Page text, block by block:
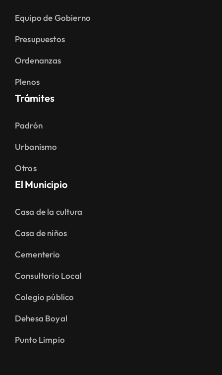
Equipo de Gobierno
Presupuestos
Ordenanzas
Plenos
Trámites
Padrón
Urbanismo
Otros
El Municipio
Casa de la cultura
Casa de niños
Cementerio
Consultorio Local
Colegio público
Dehesa Boyal
Punto Limpio